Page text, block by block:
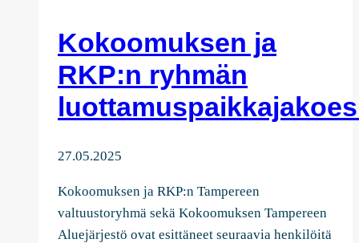
Kokoomuksen ja
RKP:n ryhmän
27.05.2025
Kokoomuksen ja RKP:n Tampereen
valtuustoryhmä sekä Kokoomuksen Tampereen
Aluejärjestö ovat esittäneet seuraavia henkilöitä